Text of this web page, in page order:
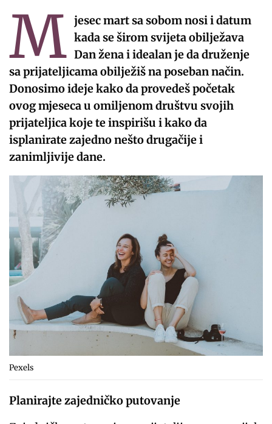
M jesec mart sa sobom nosi i datum
kada se širom svijeta obilježava
Dan žena i idealan je da druženje
sa prijateljicama obilježiš na poseban način.
Donosimo ideje kako da provedeš početak
ovog mjeseca u omiljenom društvu svojih
prijateljica koje te inspirišu i kako da
isplanirate zajedno nešto drugačije i
zanimljivije dane.
Pexels
Planirajte zajedničko putovanje